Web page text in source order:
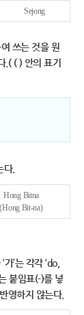
Sejong
쓰는 것을 원
.( ( ) 안의 표기
다.
Hong Bitna
(Hong Bit-na)
’는 각각 ‘do,
붙임표(-)를 넣
영하지 않는다.